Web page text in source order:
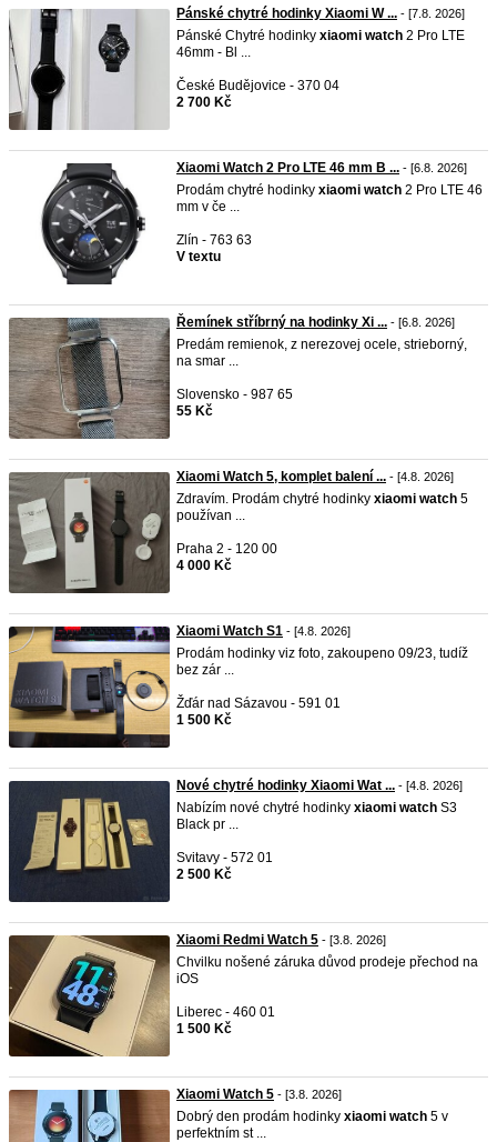
Pánské chytré hodinky Xiaomi W ... - [7.8. 2026]
Pánské Chytré hodinky xiaomi watch 2 Pro LTE
46mm - Bl ...
České Budějovice - 370 04
2 700 Kč
Xiaomi Watch 2 Pro LTE 46 mm B ... - [6.8. 2026]
Prodám chytré hodinky xiaomi watch 2 Pro LTE 46
mm v če ...
Zlín - 763 63
V textu
Řemínek stříbrný na hodinky Xi ... - [6.8. 2026]
Predám remienok, z nerezovej ocele, strieborný,
na smar ...
Slovensko - 987 65
55 Kč
Xiaomi Watch 5, komplet balení ... - [4.8. 2026]
Zdravím. Prodám chytré hodinky xiaomi watch 5
používan ...
Praha 2 - 120 00
4 000 Kč
Xiaomi Watch S1 - [4.8. 2026]
Prodám hodinky viz foto, zakoupeno 09/23, tudíž
bez zár ...
Žďár nad Sázavou - 591 01
1 500 Kč
Nové chytré hodinky Xiaomi Wat ... - [4.8. 2026]
Nabízím nové chytré hodinky xiaomi watch S3
Black pr ...
Svitavy - 572 01
2 500 Kč
Xiaomi Redmi Watch 5 - [3.8. 2026]
Chvilku nošené záruka důvod prodeje přechod na
iOS
Liberec - 460 01
1 500 Kč
Xiaomi Watch 5 - [3.8. 2026]
Dobrý den prodám hodinky xiaomi watch 5 v
perfektním st ...